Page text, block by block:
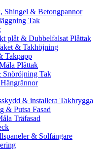
Shingel & Betongpannor
Tak
plåt & Dubbelfalsat Plåttak
& Takhöjning
Takpapp
Plåttak
Snöröjning Tak
& installera Takbrygga
& Putsa Fasad
Träfasad
& Solfångare